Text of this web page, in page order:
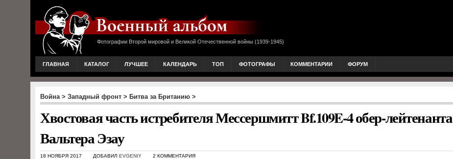
Фотографии Второй мировой и Великой Отечественной войны (1939-1945)
ГЛАВНАЯ КАТАЛОГ ЛУЧШЕЕ КАЛЕНДАРЬ ТОП ФОТОГРАФЫ КОММЕНТАРИИ ФОРУМ
Война> Западный фронт > Битва за Британию >
Хвостовая часть истребителя Мессершмитт Bf.109E-4 обер-лейтенанта
Вальтера Эзау
18 НОЯБРЯ 2017 ДОБАВИЛ EVGENIY 2 КОММЕНТАРИЯ